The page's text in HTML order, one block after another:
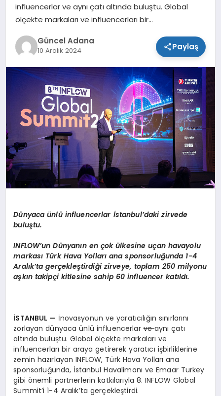
influencerlar ve aynı çatı altında buluştu. Global
ölçekte markaları ve influencerları bir…
Güncel Adana
10 Aralık 2024 Paylaş
Dünyaca ünlü influencerlar İstanbul’daki zirvede
buluştu.
INFLOW’un Dünyanın en çok ülkesine uçan havayolu
markası Türk Hava Yolları ana sponsorluğunda 1-4
Aralık’ta gerçekleştirdiği zirveye, toplam 250 milyonu
aşkın takipçi kitlesine sahip 60 influencer katıldı.
İSTANBUL — İnovasyonun ve yaratıcılığın sınırlarını
zorlayan dünyaca ünlü influencerlarveaynı çatı
altında buluştu. Global ölçekte markaları ve
influencerları bir araya getirerek yaratıcı işbirliklerine
zemin hazırlayan INFLOW, Türk Hava Yolları ana
sponsorluğunda, İstanbul Havalimanı ve Emaar Turkey
gibi önemli partnerlerin katkılarıyla 8. INFLOW Global
Summit’i 1-4 Aralık’ta gerçekleştirdi.